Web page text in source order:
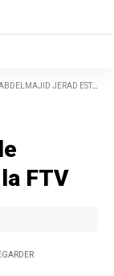
JERAD EST LE NOUVEAU PRÉSIDENT DE LA FTV
FTV